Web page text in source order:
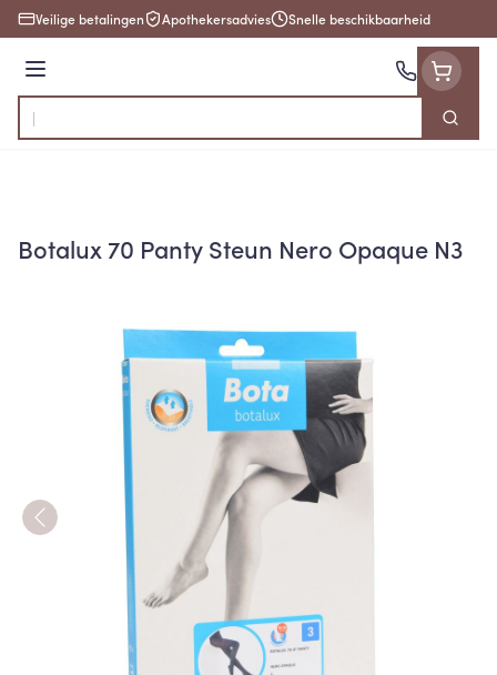
Ga naar de inhoud
Veilige betalingen Apothekersadvies Snelle beschikbaarheid
Menu
Product, merk, categorie...
Zoek
Botalux 70 Panty Steun Nero Opaque N3